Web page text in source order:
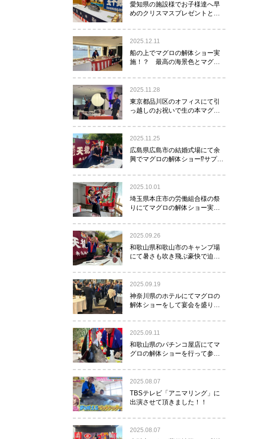
愛知県の施設様でお子様達へ早
めのクリスマスプレゼントとし
施！？
2025.12.11
船の上でマグロの解体ショー実
施！？ 最高の海景色とマグロ
2025.11.28
東京都品川区のオフィスにて引
っ越しのお祝いで生の本マグロ
体ショーを行いお祝いしてまい
りました
2025.11.25
広島県広島市の結婚式場にて余
興でマグロの解体ショー⁉サプラ
場！！！
2025.10.01
埼玉県本庄市の労働組合様の祭
りにてマグロの解体ショー実施
2025.09.26
和歌山県和歌山市のキャンプ場
にて暑さも吹き飛ぶ豪快で迫力
しました。
2025.09.19
神奈川県のホテルにてマグロの
解体ショーをして宴会を盛り上
た。
2025.09.11
和歌山県のパチンコ屋店にてマ
グロの解体ショーを行って参り
2025.08.07
TBSテレビ「アニマリング」に
出演させて頂きました！！
2025.08.07